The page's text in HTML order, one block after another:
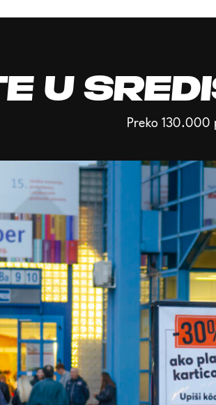
u
Preko